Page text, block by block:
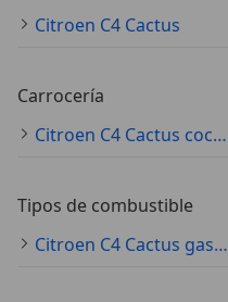
Citroen C4 Cactus
Carrocería
Citroen C4 Cactus coche pequeño
Tipos de combustible
Citroen C4 Cactus gasolina